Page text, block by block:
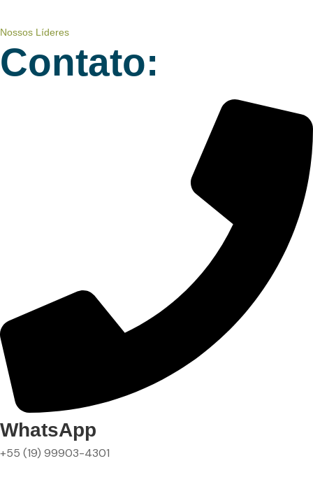
Nossos Líderes
Contato:
WhatsApp
+55 (19) 99903-4301